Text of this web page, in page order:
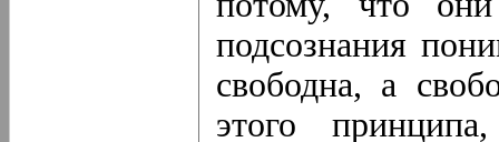
подсознания
свободна, а
этого